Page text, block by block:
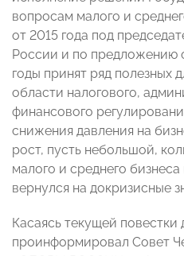
вопросам малого и
от 2015 года под
России и по предложению
годы принят ряд полезных
области налогового,
финансового
снижения давления на
рост, пусть небольшой,
малого и среднего
вернулся на докризисные
Касаясь текущей
проинформировал Совет